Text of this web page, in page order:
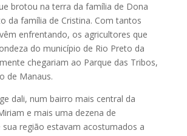
brotou na terra da família de Dona
da família de Cristina. Com tantos
enfrentando, os agricultores que
do município de Rio Preto da
chegariam ao Parque das Tribos,
de Manaus.
dali, num bairro mais central da
e mais uma dezena de
sua região estavam acostumados a